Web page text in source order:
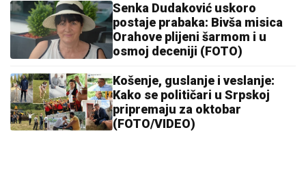
Senka Dudaković uskoro
postaje prabaka: Bivša misica
Orahove plijeni šarmom i u
osmoj deceniji (FOTO)
Košenje, guslanje i veslanje:
Kako se političari u Srpskoj
pripremaju za oktobar
(FOTO/VIDEO)